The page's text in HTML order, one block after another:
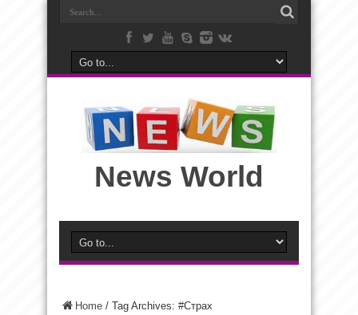
News World
Home / Tag Archives: #Страх